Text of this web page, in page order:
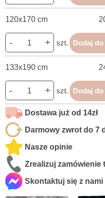
120x170 cm
- + szt. Dodaj
133x190 cm
- + szt. Dodaj
Dostawa już od 14zł
Darmowy zwrot do 7
Nasze opinie
Zrealizuj
Skontaktuj się z